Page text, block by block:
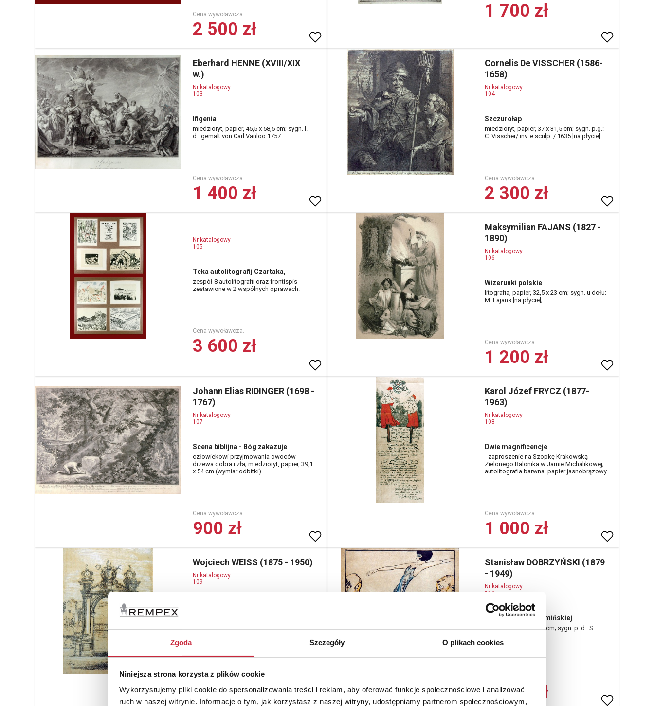
Zgoda Szczegóły O plikach cookies
Niniejsza strona korzysta z plików cookie
Wykorzystujemy pliki cookie do spersonalizowania treści i reklam, aby oferować funkcje społecznościowe i analizować
ruch w naszej witrynie. Informacje o tym, jak korzystasz z naszej witryny, udostępniamy partnerom społecznościowym,
Cena wywoławcza.
2 500 zł
1 700 zł
Eberhard HENNE (XVIII/XIX
w.)
Nr katalogowy
103
Ifigenia
miedzioryt, papier, 45,5 x 58,5 cm; sygn. l.
d.: gemalt von Carl Vanloo 1757
Cena wywoławcza.
1 400 zł
Cornelis De VISSCHER (1586-
1658)
Nr katalogowy
104
Szczurołap
miedzioryt, papier, 37 x 31,5 cm; sygn. p.g.:
C. Visscher/ inv. e sculp. / 1635 [na płycie]
Cena wywoławcza.
2 300 zł
Nr katalogowy
105
Teka autolitografij Czartaka,
zespół 8 autolitografii oraz frontispis
zestawione w 2 wspólnych oprawach.
Cena wywoławcza.
3 600 zł
Maksymilian FAJANS (1827 -
1890)
Nr katalogowy
106
Wizerunki polskie
litografia, papier, 32,5 x 23 cm; sygn. u dołu:
M. Fajans [na płycie];
Cena wywoławcza.
1 200 zł
Johann Elias RIDINGER (1698 -
1767)
Nr katalogowy
107
Scena biblijna - Bóg zakazuje
człowiekowi przyjmowania owoców
drzewa dobra i zła; miedzioryt, papier, 39,1
x 54 cm (wymiar odbitki)
Cena wywoławcza.
900 zł
Karol Józef FRYCZ (1877-
1963)
Nr katalogowy
108
Dwie magnificencje
- zaproszenie na Szopkę Krakowską
Zielonego Balonika w Jamie Michalikowej;
autolitografia barwna, papier jasnobrązowy
Cena wywoławcza.
1 000 zł
Wojciech WEISS (1875 - 1950)
Nr katalogowy
109
wiązany, na płycie)
Cena wywoławcza.
600 zł
Stanisław DOBRZYŃSKI (1879
- 1949)
Nr katalogowy
110
Karykatura Miry Zimińskiej
tusz, papier, 29 x 26,5 cm; sygn. p. d.: S.
1 200 zł